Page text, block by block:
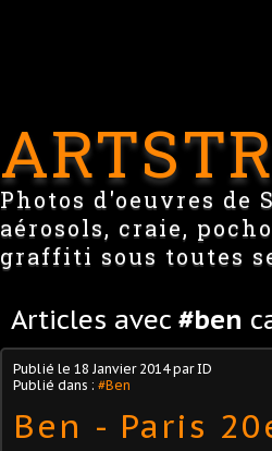
Photos d'oeuvres de
aérosols, craie,
graffiti sous toutes
Articles avec #ben
Publié le 18 Janvier 2014par ID
Publié dans : #Ben
Ben - Paris